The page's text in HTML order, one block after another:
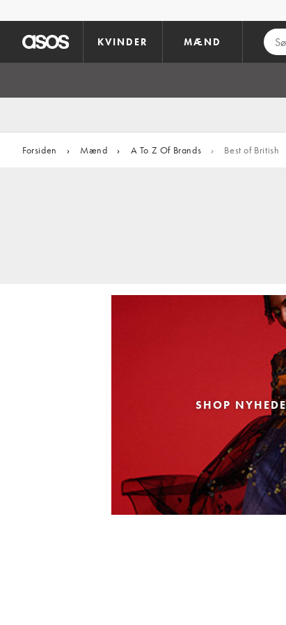
KVINDER MÆND
Forsiden › Mænd › A To Z Of Brands › Best of British
SHOP